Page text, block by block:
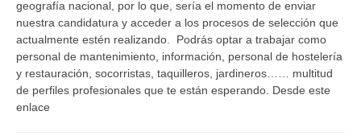
geografía nacional, por lo que, sería el momento de enviar
nuestra candidatura y acceder a los procesos de selección que
actualmente estén realizando. Podrás optar a trabajar como
personal de mantenimiento, información, personal de hostelería
y restauración, socorristas, taquilleros, jardineros…… multitud
de perfiles profesionales que te están esperando. Desde este
enlace